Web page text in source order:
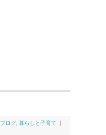
ブログ 暮らしと子育て ｜